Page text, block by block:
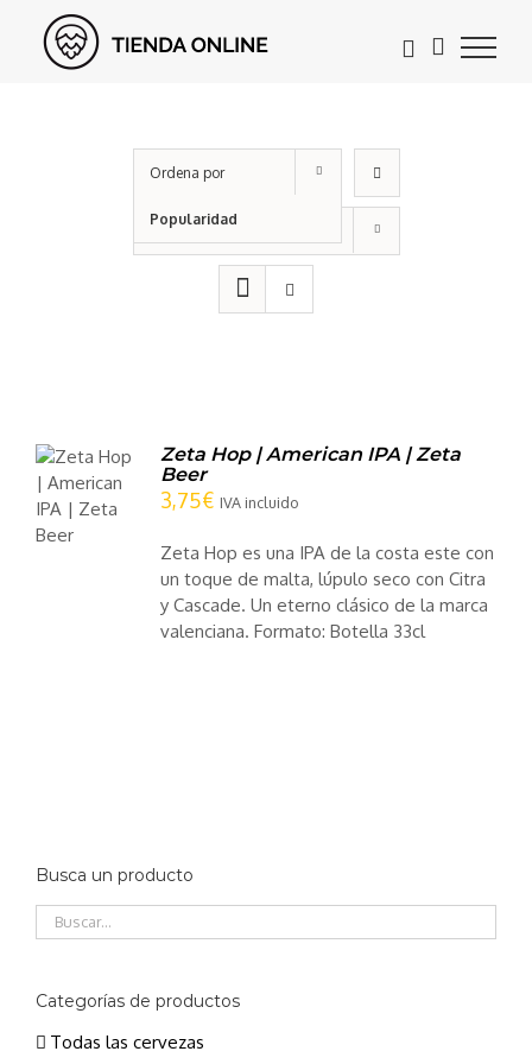
contenido
Ordena por
Popularidad
Mostrar
Zeta Hop | American IPA | Zeta
Beer
3,75€ IVA incluido
Zeta Hop es una IPA de la costa este con
un toque de malta, lúpulo seco con Citra
y Cascade. Un eterno clásico de la marca
valenciana. Formato: Botella 33cl
Busca un producto
Categorías de productos
Todas las cervezas